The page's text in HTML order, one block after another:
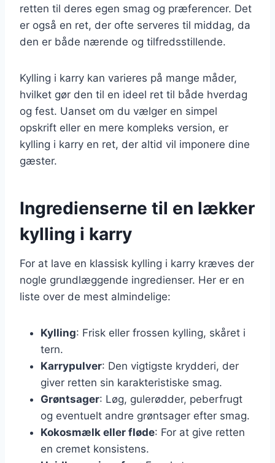
retten til deres egen smag og præferencer. Det
er også en ret, der ofte serveres til middag, da
den er både nærende og tilfredsstillende.
Kylling i karry kan varieres på mange måder,
hvilket gør den til en ideel ret til både hverdag
og fest. Uanset om du vælger en simpel
opskrift eller en mere kompleks version, er
kylling i karry en ret, der altid vil imponere dine
gæster.
Ingredienserne til en lækker
kylling i karry
For at lave en klassisk kylling i karry kræves der
nogle grundlæggende ingredienser. Her er en
liste over de mest almindelige:
Kylling: Frisk eller frossen kylling, skåret i
tern.
Karrypulver: Den vigtigste krydderi, der
giver retten sin karakteristiske smag.
Grøntsager: Løg, gulerødder, peberfrugt
og eventuelt andre grøntsager efter smag.
Kokosmælk eller fløde: For at give retten
en cremet konsistens.